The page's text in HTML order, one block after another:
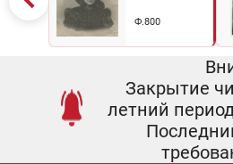
Ф.800
Закрытие
летний